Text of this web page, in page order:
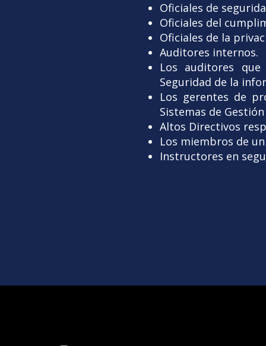
Oficiales de
Oficiales del
Oficiales de la
Auditores internos.
Los auditores
Seguridad de la
Los gerentes de
Sistemas de
Altos Directivos
Los miembros de
Instructores en